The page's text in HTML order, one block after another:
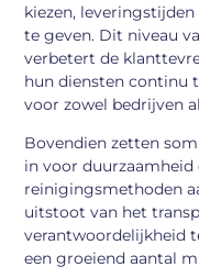
kiezen,
te geven. Dit niveau
verbetert de
hun diensten continu
voor zowel bedrijven
Bovendien zetten
in voor
reinigingsmethoden
uitstoot van het
verantwoordelijkheid
een groeiend aantal